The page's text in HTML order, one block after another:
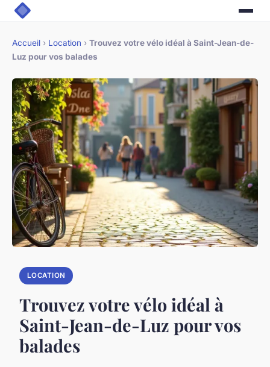
Accueil › Location › Trouvez votre vélo idéal à Saint-Jean-de-
Luz pour vos balades
LOCATION
Trouvez votre vélo idéal à
Saint-Jean-de-Luz pour vos
balades